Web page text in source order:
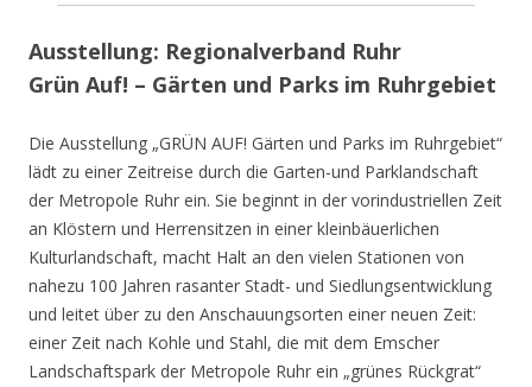
Ausstellung: Regionalverband Ruhr
Grün Auf! – Gärten und Parks im Ruhrgebiet
Die Ausstellung „GRÜN AUF! Gärten und Parks im Ruhrgebiet“
lädt zu einer Zeitreise durch die Garten-und Parklandschaft
der Metropole Ruhr ein. Sie beginnt in der vorindustriellen Zeit
an Klöstern und Herrensitzen in einer kleinbäuerlichen
Kulturlandschaft, macht Halt an den vielen Stationen von
nahezu 100 Jahren rasanter Stadt- und Siedlungsentwicklung
und leitet über zu den Anschauungsorten einer neuen Zeit:
einer Zeit nach Kohle und Stahl, die mit dem Emscher
Landschaftspark der Metropole Ruhr ein „grünes Rückgrat“